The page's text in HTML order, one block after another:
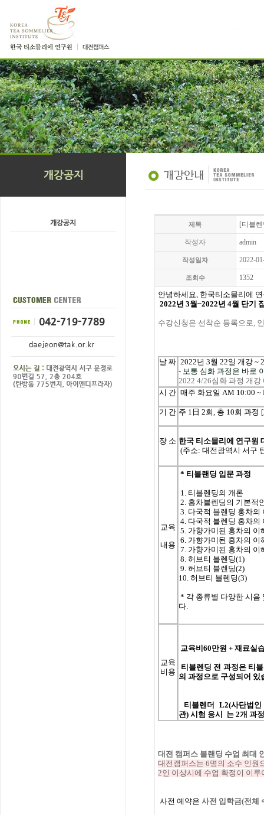
제목 [티블
작성자 admin
작성일자 2022-
조회수 1352
안녕하세요, 한국티소믈리에
2022년 3월~2022년 4월 단기
수강신청은 선착순 등록으로,
날 짜 2022년 3월 22일 개강 ~
- 보통 심화 과정은 바로
2022 4/26심화 과정 개
시 간 매주 화요일 AM 10:00 ~
기 간 주 1 日 2회, 총 10회 과정
장 소 한국 티소믈리에 연구원
(주소: 대전광역시 서구
교육
내용
* 티블랜딩 입문 과정
1. 티블렌딩의 개론
2. 홍차블렌딩의 기본적
3. 다국적 블렌딩 홍차의
4. 다국적 블렌딩 홍차의
5. 가향가미된 홍차의 이
6. 가향가미된 홍차의 이
7. 가향가미된 홍차의 이
8. 허브티 블렌딩(1)
9. 허브티 블렌딩(2)
10. 허브티 블렌딩(3)
* 각 종류별 다양한 시음
다.
교육
비용
교육비60만원 + 재료실
티블렌딩 전 과정은 티
의 과정으로 구성되어 있
티블렌더 L2(사단법인
관) 시험 응시 는 2개 과
대전 캠퍼스 블랜딩 수업 최대
대전캠퍼스는 6명의 소수 인원
2인 이상시에 수업 확정이 이
사전 예약은 사전 입학금(전체